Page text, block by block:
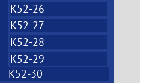
К52-26
К52-27
К52-28
К52-29
К52-30